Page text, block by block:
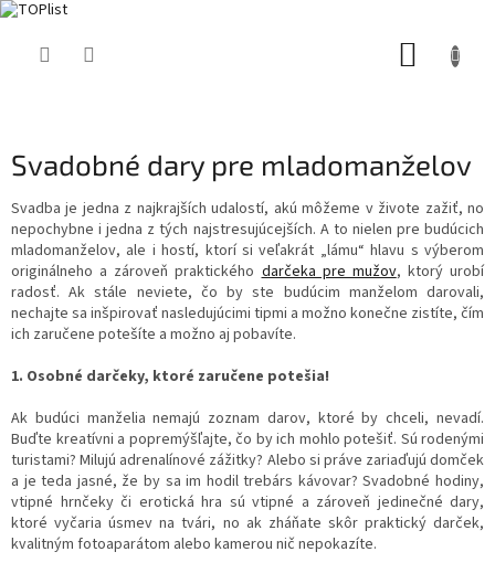
Svadobné dary pre mladomanželov
Svadba je jedna z najkrajších udalostí, akú môžeme v živote zažiť, no
nepochybne i jedna z tých najstresujúcejších. A to nielen pre budúcich
mladomanželov, ale i hostí, ktorí si veľakrát „lámu“ hlavu s výberom
originálneho a zároveň praktického darčeka pre mužov, ktorý urobí
radosť. Ak stále neviete, čo by ste budúcim manželom darovali,
nechajte sa inšpirovať nasledujúcimi tipmi a možno konečne zistíte, čím
ich zaručene potešíte a možno aj pobavíte. ​
1. Osobné darčeky, ktoré zaručene potešia!
Ak budúci manželia nemajú zoznam darov, ktoré by chceli, nevadí.
Buďte kreatívni a popremýšľajte, čo by ich mohlo potešiť. Sú rodenými
turistami? Milujú adrenalínové zážitky? Alebo si práve zariaďujú domček
a je teda jasné, že by sa im hodil trebárs kávovar? Svadobné hodiny,
vtipné hrnčeky či erotická hra sú vtipné a zároveň jedinečné dary,
ktoré vyčaria úsmev na tvári, no ak zháňate skôr praktický darček,
kvalitným fotoaparátom alebo kamerou nič nepokazíte.